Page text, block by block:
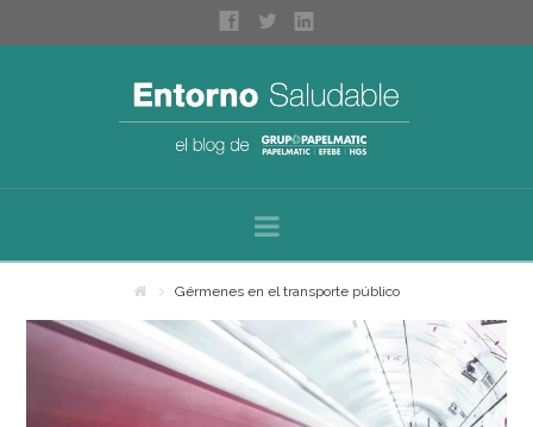
Navigation
Sobre nosotros
Gérmenes en el transporte público